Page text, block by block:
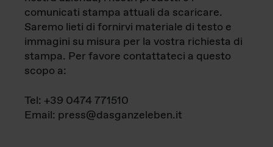
comunicati stampa attuali da scaricare.
Saremo lieti di fornirvi materiale di testo e
immagini su misura per la vostra richiesta di
stampa. Per favore contattateci a questo
scopo a:
Tel: +39 0474 771510
Email: press@dasganzeleben.it